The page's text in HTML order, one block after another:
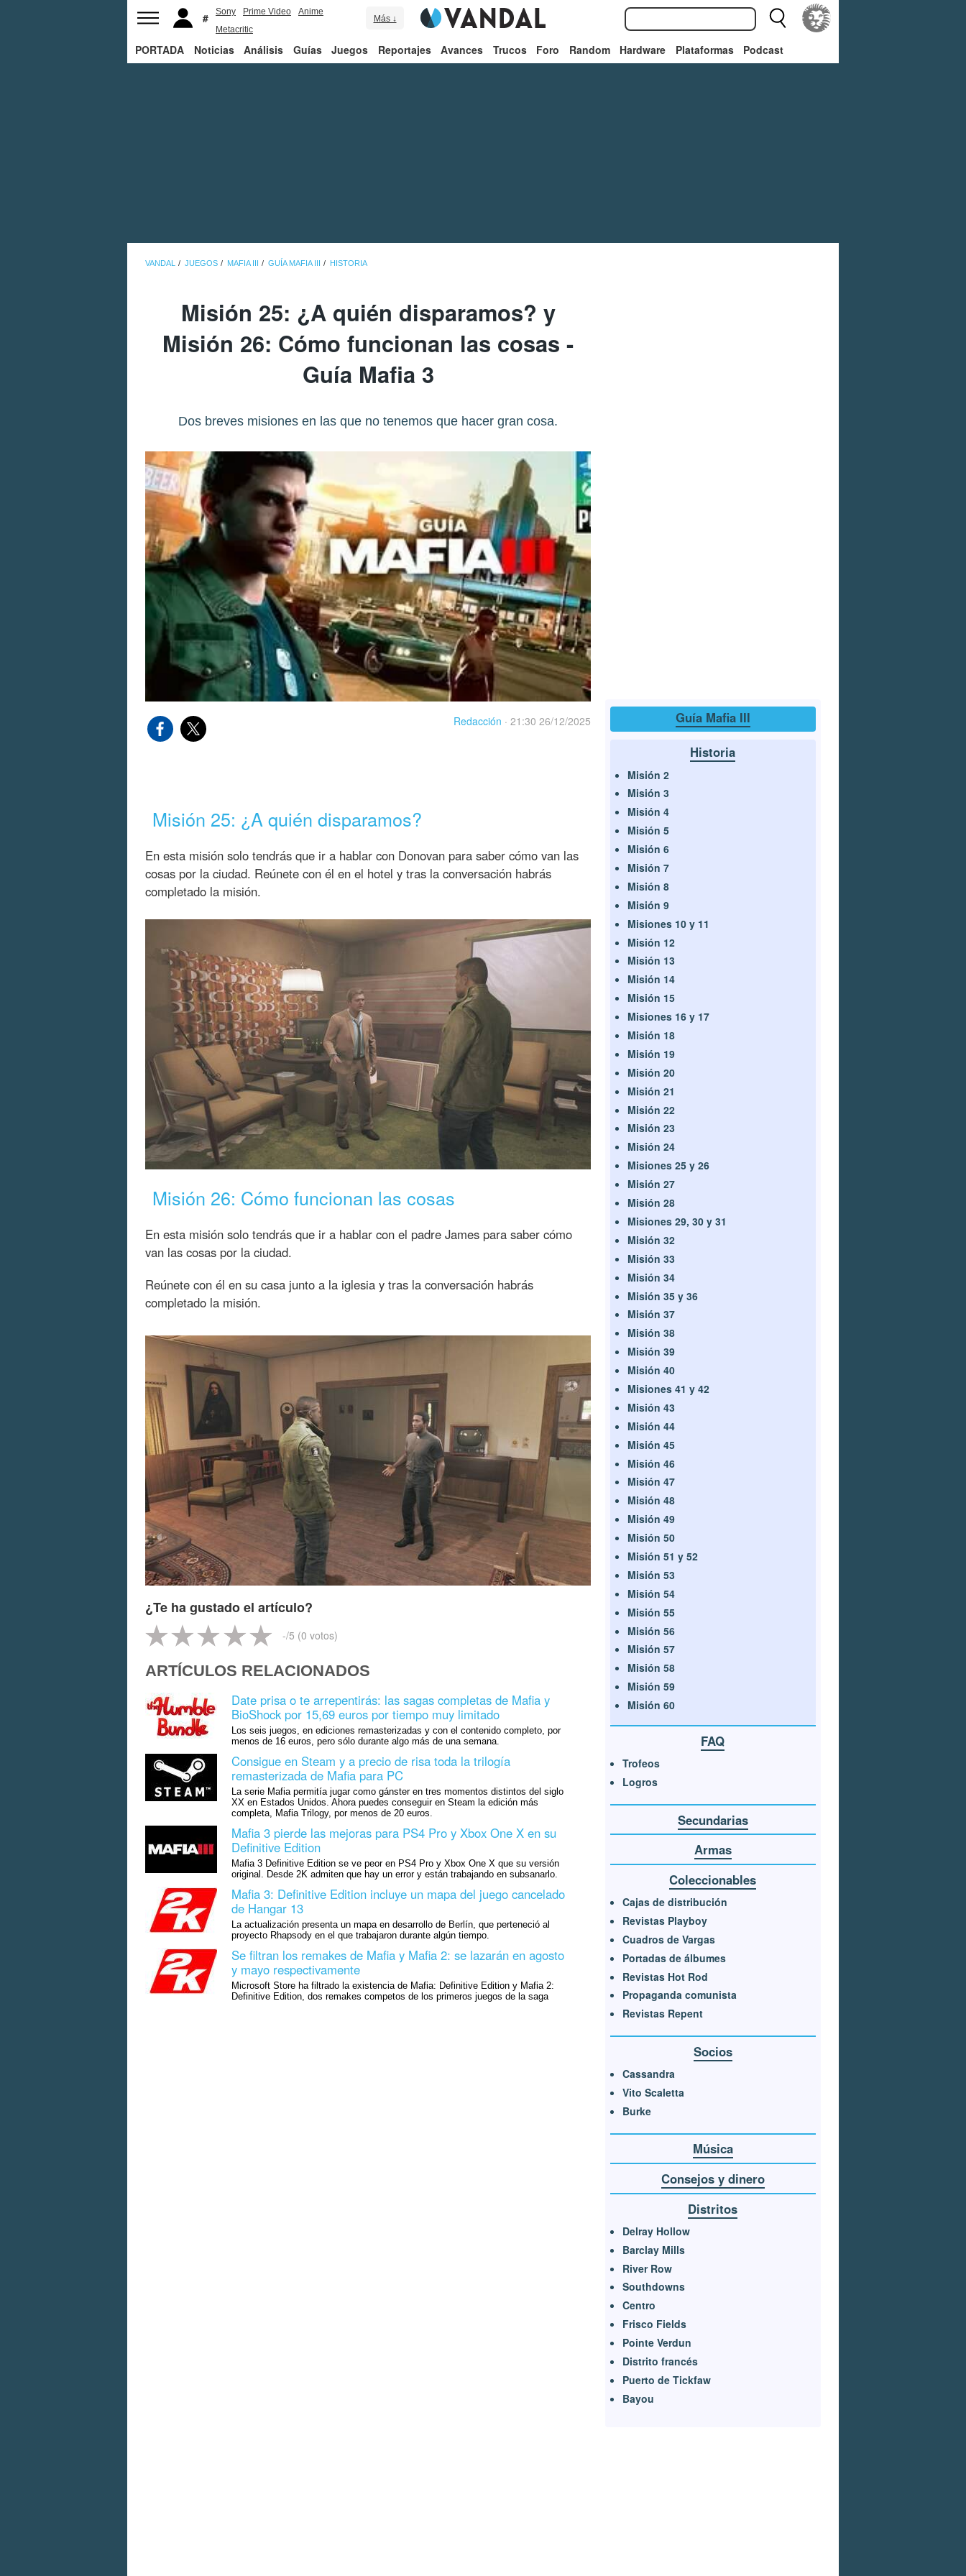
Sony Prime Video
Anime
Metacritic
Más ↓
PORTADA Noticias Análisis Guías Juegos Reportajes Avances Trucos Foro Random Hardware Plataformas Podcast
VANDAL JUEGOS MAFIA III GUÍA MAFIA III HISTORIA
Misión 25: ¿A quién disparamos? y
Misión 26: Cómo funcionan las cosas -
Guía Mafia 3
Dos breves misiones en las que no tenemos que hacer gran cosa.
Redacción · 21:30 26/12/2025
Misión 25: ¿A quién disparamos?
En esta misión solo tendrás que ir a hablar con Donovan para saber cómo van las
cosas por la ciudad. Reúnete con él en el hotel y tras la conversación habrás
completado la misión.
Misión 26: Cómo funcionan las cosas
En esta misión solo tendrás que ir a hablar con el padre James para saber cómo
van las cosas por la ciudad.
Reúnete con él en su casa junto a la iglesia y tras la conversación habrás
completado la misión.
¿Te ha gustado el artículo?
-/5 (0 votos)
ARTÍCULOS RELACIONADOS
Date prisa o te arrepentirás: las sagas completas de Mafia y
BioShock por 15,69 euros por tiempo muy limitado
Los seis juegos, en ediciones remasterizadas y con el contenido completo, por
menos de 16 euros, pero sólo durante algo más de una semana.
Consigue en Steam y a precio de risa toda la trilogía
remasterizada de Mafia para PC
La serie Mafia permitía jugar como gánster en tres momentos distintos del siglo
XX en Estados Unidos. Ahora puedes conseguir en Steam la edición más
completa, Mafia Trilogy, por menos de 20 euros.
Mafia 3 pierde las mejoras para PS4 Pro y Xbox One X en su
Definitive Edition
Mafia 3 Definitive Edition se ve peor en PS4 Pro y Xbox One X que su versión
original. Desde 2K admiten que hay un error y están trabajando en subsanarlo.
Mafia 3: Definitive Edition incluye un mapa del juego cancelado
de Hangar 13
La actualización presenta un mapa en desarrollo de Berlín, que perteneció al
proyecto Rhapsody en el que trabajaron durante algún tiempo.
Se filtran los remakes de Mafia y Mafia 2: se lazarán en agosto
y mayo respectivamente
Microsoft Store ha filtrado la existencia de Mafia: Definitive Edition y Mafia 2:
Definitive Edition, dos remakes competos de los primeros juegos de la saga
Guía Mafia III
Historia
Misión 2
Misión 3
Misión 4
Misión 5
Misión 6
Misión 7
Misión 8
Misión 9
Misiones 10 y 11
Misión 12
Misión 13
Misión 14
Misión 15
Misiones 16 y 17
Misión 18
Misión 19
Misión 20
Misión 21
Misión 22
Misión 23
Misión 24
Misiones 25 y 26
Misión 27
Misión 28
Misiones 29, 30 y 31
Misión 32
Misión 33
Misión 34
Misión 35 y 36
Misión 37
Misión 38
Misión 39
Misión 40
Misiones 41 y 42
Misión 43
Misión 44
Misión 45
Misión 46
Misión 47
Misión 48
Misión 49
Misión 50
Misión 51 y 52
Misión 53
Misión 54
Misión 55
Misión 56
Misión 57
Misión 58
Misión 59
Misión 60
FAQ
Trofeos
Logros
Secundarias
Armas
Coleccionables
Cajas de distribución
Revistas Playboy
Cuadros de Vargas
Portadas de álbumes
Revistas Hot Rod
Propaganda comunista
Revistas Repent
Socios
Cassandra
Vito Scaletta
Burke
Música
Consejos y dinero
Distritos
Delray Hollow
Barclay Mills
River Row
Southdowns
Centro
Frisco Fields
Pointe Verdun
Distrito francés
Puerto de Tickfaw
Bayou